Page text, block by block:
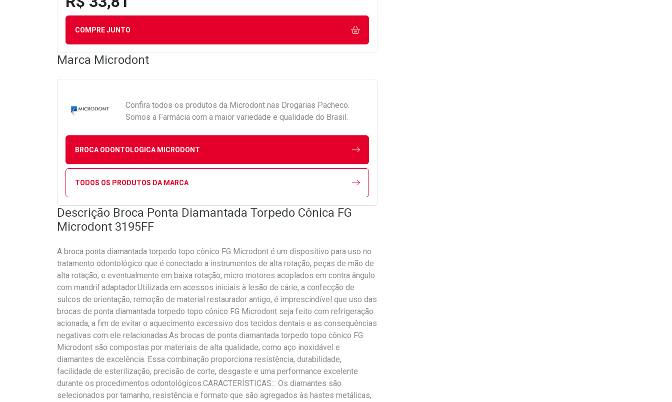
COMPRE JUNTO
Marca Microdont
Confira todos os produtos da Microdont nas Drogarias Pacheco.
Somos a Farmácia com a maior variedade e qualidade do Brasil.
BROCA ODONTOLOGICA MICRODONT
TODOS OS PRODUTOS DA MARCA
Descrição Broca Ponta Diamantada Torpedo Cônica FG
Microdont 3195FF
A broca ponta diamantada torpedo topo cônico FG Microdont é um dispositivo para uso no
tratamento odontológico que é conectado a instrumentos de alta rotação, peças de mão de
alta rotação, e eventualmente em baixa rotação, micro motores acoplados em contra ângulo
com mandril adaptador.Utilizada em acessos iniciais à lesão de cárie, a confecção de
sulcos de orientação, remoção de material restaurador antigo, é imprescindível que uso das
brocas de ponta diamantada torpedo topo cônico FG Microdont seja feito com refrigeração
acionada, a fim de evitar o aquecimento excessivo dos tecidos dentais e as consequências
negativas com ele relacionadas.As brocas de ponta diamantada torpedo topo cônico FG
Microdont são compostas por materiais de alta qualidade, como aço inoxidável e
diamantes de excelência. Essa combinação proporciona resistência, durabilidade,
facilidade de esterilização, precisão de corte, desgaste e uma performance excelente
durante os procedimentos odontológicos.CARACTERÍSTICAS::: Os diamantes são
selecionados por tamanho, resistência e formato que são agregados às hastes metálicas,